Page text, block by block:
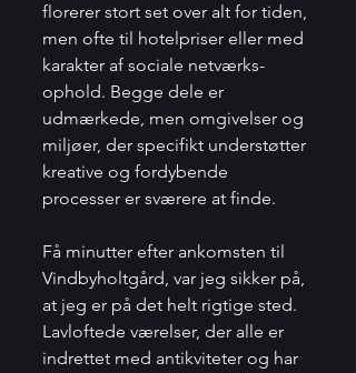
florerer stort set over alt for tiden,
men ofte til hotelpriser eller med
karakter af sociale netværks-
ophold. Begge dele er
udmærkede, men omgivelser og
miljøer, der specifikt understøtter
kreative og fordybende
processer er sværere at finde.
Få minutter efter ankomsten til
Vindbyholtgård, var jeg sikker på,
at jeg er på det helt rigtige sted.
Lavloftede værelser, der alle er
indrettet med antikviteter og har